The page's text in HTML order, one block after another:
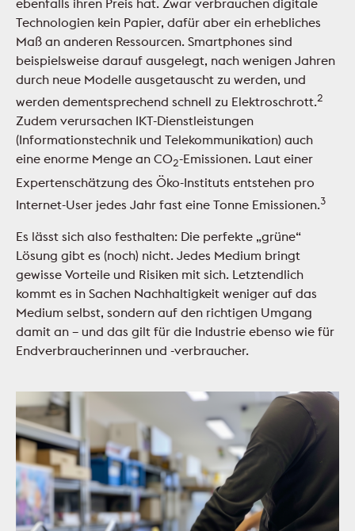
Technologien kein Papier, dafür aber ein erhebliches
Maß an anderen Ressourcen. Smartphones sind
beispielsweise darauf ausgelegt, nach wenigen Jahren
durch neue Modelle ausgetauscht zu werden, und
werden dementsprechend schnell zu Elektroschrott.2
Zudem verursachen IKT-Dienstleistungen
(Informationstechnik und Telekommunikation) auch
eine enorme Menge an CO2-Emissionen. Laut einer
Expertenschätzung des Öko-Instituts entstehen pro
Internet-User jedes Jahr fast eine Tonne Emissionen.3
Es lässt sich also festhalten: Die perfekte „grüne“
Lösung gibt es (noch) nicht. Jedes Medium bringt
gewisse Vorteile und Risiken mit sich. Letztendlich
kommt es in Sachen Nachhaltigkeit weniger auf das
Medium selbst, sondern auf den richtigen Umgang
damit an – und das gilt für die Industrie ebenso wie für
Endverbraucherinnen und -verbraucher.